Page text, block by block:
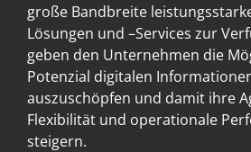
große Bandbreite
Lösungen und –Services zur
geben den Unternehmen die
Potenzial digitalen
auszuschöpfen und damit ihre
Flexibilität und operationale
steigern.